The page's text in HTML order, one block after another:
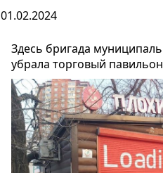
01.02.2024
Здесь бригада
убрала торговый